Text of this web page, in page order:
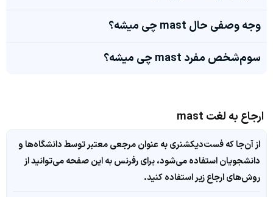
وجه وصفی حال mast چی میشه؟
سوم‌شخص مفرد mast چی میشه؟
ارجاع به لغت mast
از آن‌جا که فست‌دیکشنری به عنوان مرجعی معتبر توسط دانشگاه‌ها و
دانشجویان استفاده می‌شود، برای رفرنس به این صفحه می‌توانید از
روش‌های ارجاع زیر استفاده کنید.